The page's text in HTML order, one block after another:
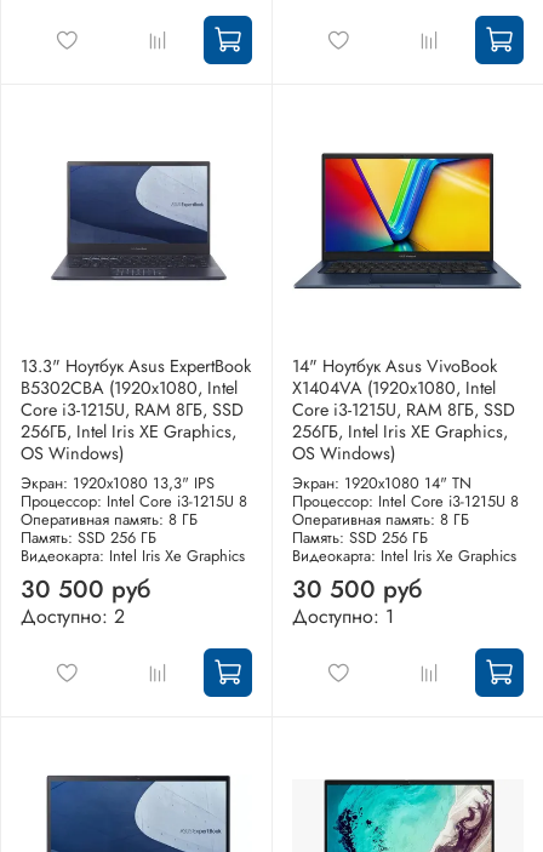
13.3" Ноутбук Asus ExpertBook
B5302CBA (1920x1080, Intel
Core i3-1215U, RAM 8ГБ, SSD
256ГБ, Intel Iris XE Graphics,
OS Windows)
Экран: 1920x1080 13,3" IPS
Процессор: Intel Core i3-1215U 8
Оперативная память: 8 ГБ
Память: SSD 256 ГБ
Видеокарта: Intel Iris Xe Graphics
30 500 руб
Доступно: 2
14" Ноутбук Asus VivoBook
X1404VA (1920x1080, Intel
Core i3-1215U, RAM 8ГБ, SSD
256ГБ, Intel Iris XE Graphics,
OS Windows)
Экран: 1920x1080 14" TN
Процессор: Intel Core i3-1215U 8
Оперативная память: 8 ГБ
Память: SSD 256 ГБ
Видеокарта: Intel Iris Xe Graphics
30 500 руб
Доступно: 1